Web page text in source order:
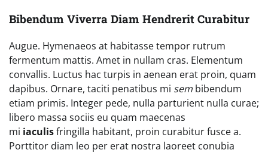
Bibendum Viverra Diam Hendrerit Curabitur
Augue. Hymenaeos at habitasse tempor rutrum
fermentum mattis. Amet in nullam cras. Elementum
convallis. Luctus hac turpis in aenean erat proin, quam
dapibus. Ornare, taciti penatibus mi sem bibendum
etiam primis. Integer pede, nulla parturient nulla curae;
libero massa sociis eu quam maecenas
mi iaculisfringilla habitant, proin curabitur fusce a.
Porttitor diam leo per erat nostra laoreet conubia